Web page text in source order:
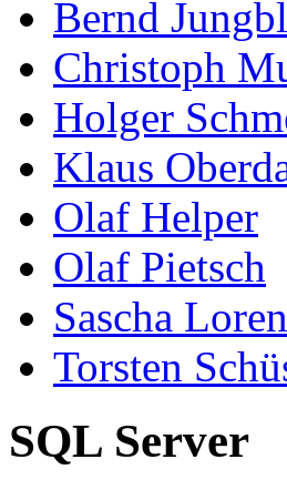
Bernd
Christoph
Holger
Klaus
Olaf Helper
Olaf Pietsch
Sascha
Torsten
SQL Server